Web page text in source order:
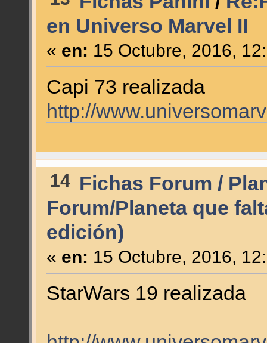
en Universo Marvel II
« en: 15 Octubre, 2016,
Capi 73 realizada
http://
14 Fichas Forum /
Forum/Planeta que
edición)
« en: 15 Octubre, 2016,
StarWars 19 realizada